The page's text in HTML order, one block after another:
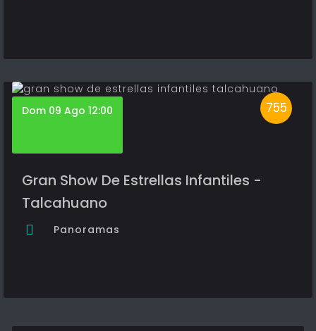
755
Dom 09 Ago 12:00
Gran Show De Estrellas Infantiles -
Talcahuano
Panoramas